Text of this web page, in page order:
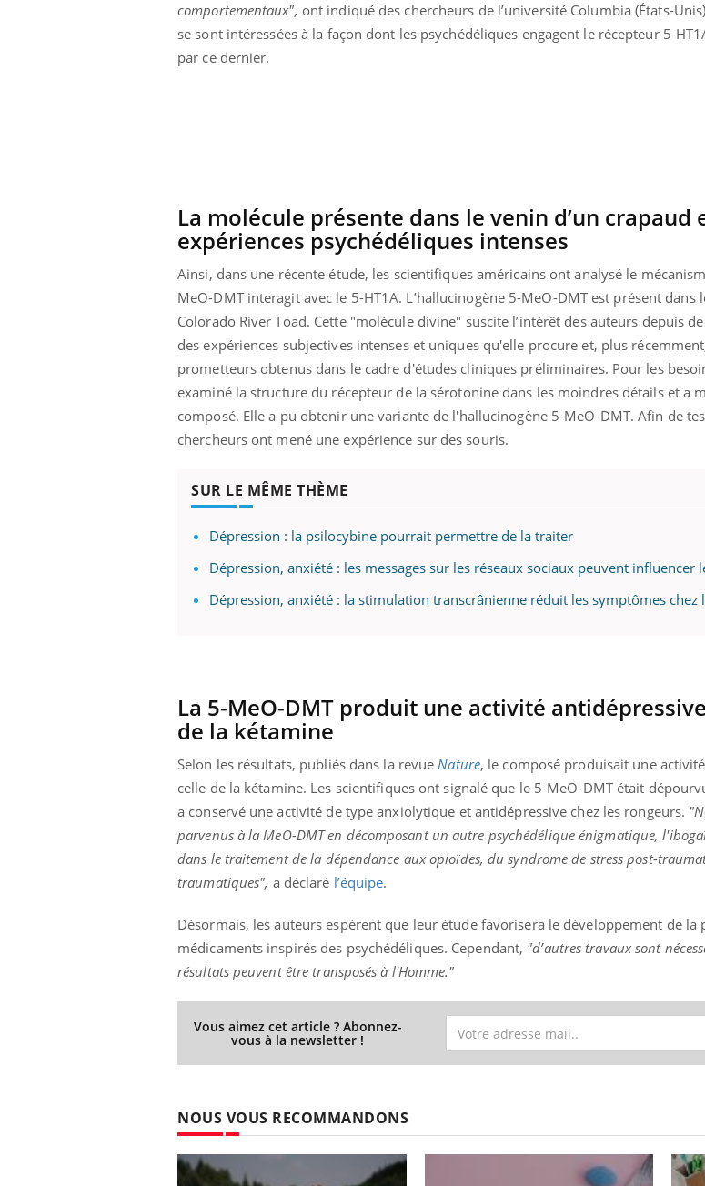
comportementaux", ont indiqué des chercheurs de l’université Columbia (États-
se sont intéressées à la façon dont les psychédéliques engagent le récepteur 5-
par ce dernier.
La molécule présente dans le venin d’un crapaud
expériences psychédéliques intenses
Ainsi, dans une récente étude, les scientifiques américains ont analysé le
MeO-DMT interagit avec le 5-HT1A. L’hallucinogène 5-MeO-DMT est présent dans
Colorado River Toad. Cette "molécule divine" suscite l’intérêt des auteurs depuis
des expériences subjectives intenses et uniques qu'elle procure et, plus
prometteurs obtenus dans le cadre d'études cliniques préliminaires. Pour les
examiné la structure du récepteur de la sérotonine dans les moindres détails et a
composé. Elle a pu obtenir une variante de l'hallucinogène 5-MeO-DMT. Afin de
chercheurs ont mené une expérience sur des souris.
SUR LE MÊME THÈME
Dépression : la psilocybine pourrait permettre de la traiter
Dépression, anxiété : les messages sur les réseaux sociaux peuvent influencer
Dépression, anxiété : la stimulation transcrânienne réduit les symptômes chez
La 5-MeO-DMT produit une activité
de la kétamine
Selon les résultats, publiés dans la revueNature, le composé produisait une
celle de la kétamine. Les scientifiques ont signalé que le 5-MeO-DMT était
a conservé une activité de type anxiolytique et antidépressive chez les rongeurs.
parvenus à la MeO-DMT en décomposant un autre psychédélique énigmatique,
dans le traitement de la dépendance aux opioïdes, du syndrome de stress post-
traumatiques", a déclaré l’équipe.
Désormais, les auteurs espèrent que leur étude favorisera le développement de la
médicaments inspirés des psychédéliques. Cependant, "d’autres travaux sont
résultats peuvent être transposés à l'Homme."
Vous aimez cet article ? Abonnez-
vous à la newsletter !
NOUS VOUS RECOMMANDONS